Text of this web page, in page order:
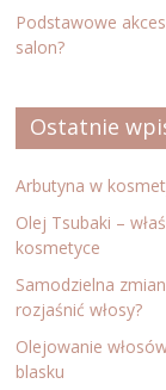
Podstawowe
salon?
Ostatnie
Arbutyna w
Olej Tsubaki –
kosmetyce
Samodzielna
rozjaśnić włosy?
Olejowanie
blasku